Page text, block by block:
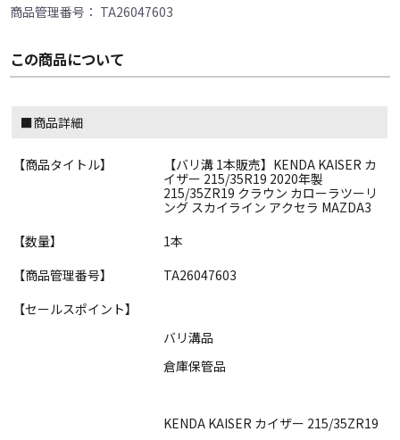
商品管理番号： TA26047603
この商品について
■商品詳細
【商品タイトル】
【バリ溝 1本販売】KENDA KAISER カ
イザー 215/35R19 2020年製
215/35ZR19 クラウン カローラツーリ
ング スカイライン アクセラ MAZDA3
【数量】
1本
【商品管理番号】
TA26047603
【セールスポイント】
バリ溝品
倉庫保管品
KENDA KAISER カイザー 215/35ZR19